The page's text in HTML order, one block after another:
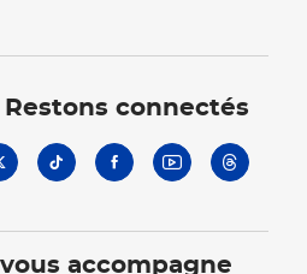
Restons connectés
accompagne